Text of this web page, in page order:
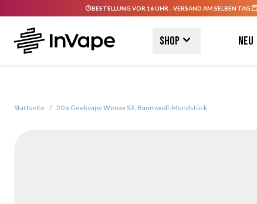
BESTELLUNG VOR 16 UHR - VERSAND AM SELBEN TAG.
Shop Neu
Startseite / 20 x Geekvape Wenax S3, Baumwoll-Mundstück